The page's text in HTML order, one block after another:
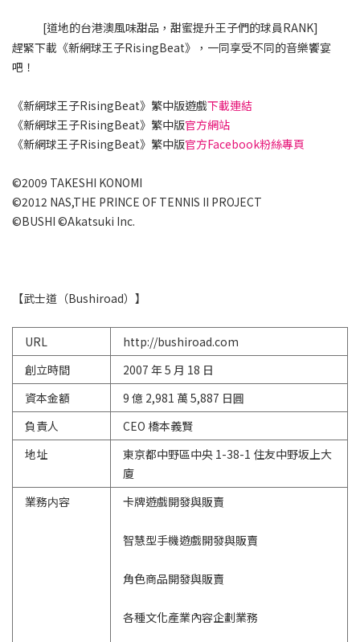
[道地的台港澳風味甜品，甜蜜提升王子們的球員RANK]
趕緊下載《新網球王子RisingBeat》，一同享受不同的音樂饗宴
吧！
《新網球王子RisingBeat》繁中版遊戲下載連結
《新網球王子RisingBeat》繁中版官方網站
《新網球王子RisingBeat》繁中版官方Facebook粉絲專頁
©2009 TAKESHI KONOMI
©2012 NAS,THE PRINCE OF TENNIS II PROJECT
©BUSHI ©Akatsuki Inc.
【武士道（Bushiroad）】
URL
http://bushiroad.com
創立時間
2007 年 5 月 18 日
資本金額
9 億 2,981 萬 5,887 日圓
負責人
CEO 橋本義賢
地址
東京都中野區中央 1-38-1 住友中野坂上大
廈
業務内容
卡牌遊戲開發與販賣
智慧型手機遊戲開發與販賣
角色商品開發與販賣
各種文化產業內容企劃業務